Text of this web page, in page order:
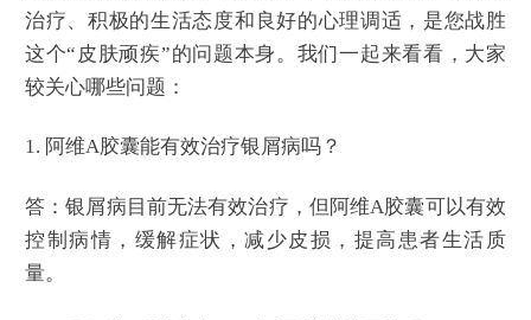
治疗、积极的生活态度和良好的心理调适，是您战胜
这个“皮肤顽疾”的问题本身。我们一起来看看，大家
较关心哪些问题：
1. 阿维A胶囊能有效治疗银屑病吗？
答：银屑病目前无法有效治疗，但阿维A胶囊可以有效
控制病情，缓解症状，减少皮损，提高患者生活质
量。